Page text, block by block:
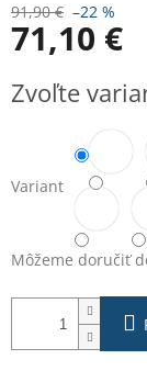
91,90 € –22 %
71,10 €
cena:
Zvoľte
Variant
Môžeme doručiť